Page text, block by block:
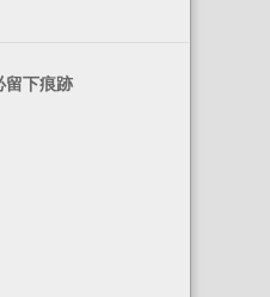
留下痕跡